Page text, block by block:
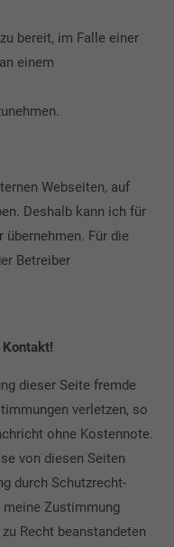
bereit, im Falle einer
einem
Webseiten, auf
Deshalb kann ich für
übernehmen. Für die
Betreiber
dieser Seite fremde
verletzen, so
ohne Kostennote.
von diesen Seiten
durch Schutzrecht-
Zustimmung
Recht beanstandeten